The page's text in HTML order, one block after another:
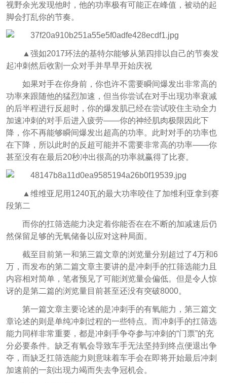
视野余光发现他时，他的功率极有可能正在峰值，被动的起
脚会打乱你的节奏。
▲强如2017环法的基特尔能够从第四排以自己的节奏发
起冲刺然后收割一众对手并早早开始庆祝
如果对手在你身前，你也许不需要瞬间爆发出非常高的
功率来跟随他的猛烈加速，但当你尝试在对手出现功率衰减
的后半程进行反超时，你的爆发肌已经在尝试咬住主动全力
加速冲刺的对手后进入疲劳——你的神经肌肉极限因此下
降，你不再能够瞬间爆发出超高的功率。此时对手的功率也
在下降，所以此时的反超可能并不需要非常高的功率——你
甚至没有在最后20秒冲出很高的功率就赢得了比赛。
▲维维亚尼用1240瓦的最大功率咬住了加维利亚拿到赛
段第二
而你的扛筛选能力决定着你能否在在不断的加减速后仍
然保留足够的无氧储备以应对这种局面。
截至目前第一和第三篇文章的浏览量分别超过了4万和6
万，而发布的第二篇文章主要讲的是冲刺手的扛筛选能力且
内容相对简单，笔者预见了可能浏览量会偏低。但是令人惊
讶的是第二篇的浏览量目前甚至还没有突破8000。
第一篇文章主要论述的是冲刺手的有氧能力，第三篇文
章论述的则是单纯冲刺过程的一些特点。而冲刺手的扛筛选
能力同样非常重要，都是冲刺手争夺参与冲刺的“门票”的充
分必要条件。缺乏有氧会导致车手无法坚持到终点便退出争
夺，而缺乏扛筛选能力则意味着车手会在即将开始最后冲刺
加速前的一刻出现力竭而失去争冠机会。